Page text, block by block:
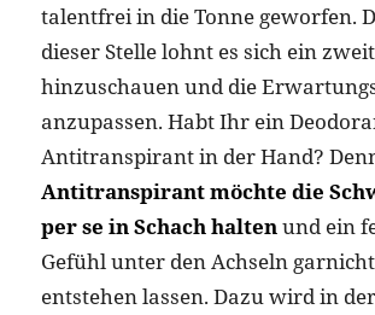
talentfrei in die Tonne geworfen.
dieser Stelle lohnt es sich ein
hinzuschauen und die
anzupassen. Habt Ihr ein
Antitranspirant in der Hand?
Antitranspirant möchte die
per se in Schach haltenund ein
Gefühl unter den Achseln
entstehen lassen. Dazu wird in